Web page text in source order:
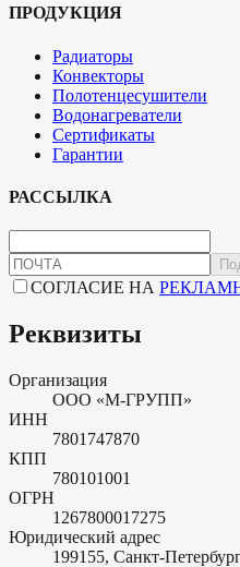
ПРОДУКЦИЯ
Радиаторы
Конвекторы
Полотенцесушители
Водонагреватели
Сертификаты
Гарантии
РАССЫЛКА
СОГЛАСИЕ НА
Реквизиты
Организация
ООО «М-ГРУПП»
ИНН
7801747870
КПП
780101001
ОГРН
1267800017275
Юридический адрес
199155, Санкт-